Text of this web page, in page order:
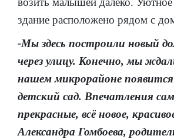
здание расположено рядом с
-Мы здесь построили новый
через улицу. Конечно, мы
нашем микрорайоне
детский сад. Впечатления
прекрасные, всё новое,
Александра Гомбоева,